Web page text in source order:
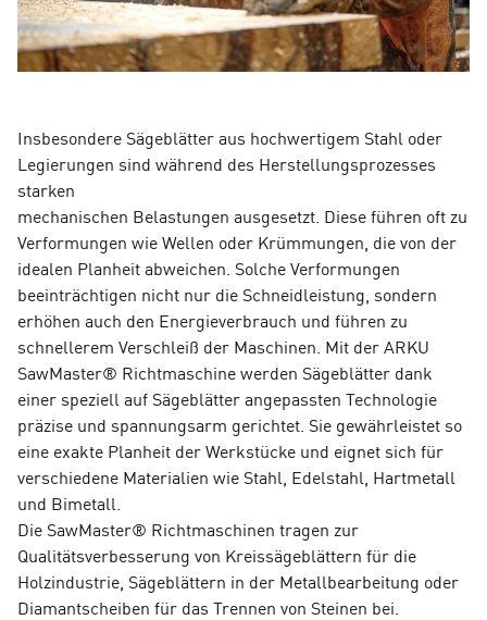
Insbesondere Sägeblätter aus hochwertigem Stahl oder
Legierungen sind während des Herstellungsprozesses
starken
mechanischen Belastungen ausgesetzt. Diese führen oft zu
Verformungen wie Wellen oder Krümmungen, die von der
idealen Planheit abweichen. Solche Verformungen
beeinträchtigen nicht nur die Schneidleistung, sondern
erhöhen auch den Energieverbrauch und führen zu
schnellerem Verschleiß der Maschinen. Mit der ARKU
SawMaster® Richtmaschine werden Sägeblätter dank
einer speziell auf Sägeblätter angepassten Technologie
präzise und spannungsarm gerichtet. Sie gewährleistet so
eine exakte Planheit der Werkstücke und eignet sich für
verschiedene Materialien wie Stahl, Edelstahl, Hartmetall
und Bimetall.
Die SawMaster® Richtmaschinen tragen zur
Qualitätsverbesserung von Kreissägeblättern für die
Holzindustrie, Sägeblättern in der Metallbearbeitung oder
Diamantscheiben für das Trennen von Steinen bei.